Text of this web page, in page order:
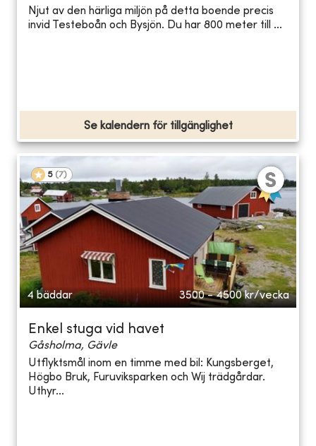
Njut av den härliga miljön på detta boende precis
invid Testeboån och Bysjön. Du har 800 meter till ...
Se kalendern för tillgänglighet
5 (7)
4 bäddar 3500 - 4500 kr/vecka
Enkel stuga vid havet
Gåsholma, Gävle
Utflyktsmål inom en timme med bil: Kungsberget,
Högbo Bruk, Furuviksparken och Wij trädgårdar.
Uthyr...